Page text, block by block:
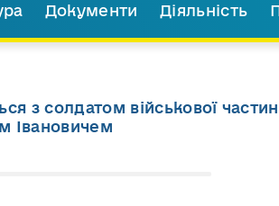
Документи Діяльність
з солдатом військової
Івановичем